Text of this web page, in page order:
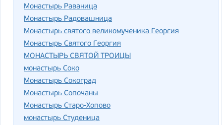
Монастырь Раваница
Монастырь Радовашница
Монастырь святого великомученика Георгия
Монастырь Святого Георгия
МОНАСТЫРЬ СВЯТОЙ ТРОИЦЫ
монастырь Соко
Монастырь Сокоград
Монастырь Сопочаны
Монастырь Старо-Хопово
монастырь Студеница